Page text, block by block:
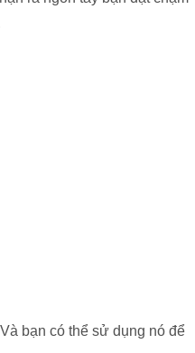
bạn có thể sử dụng nó để